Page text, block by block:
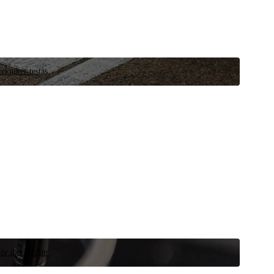
testas.
ditt fordon.